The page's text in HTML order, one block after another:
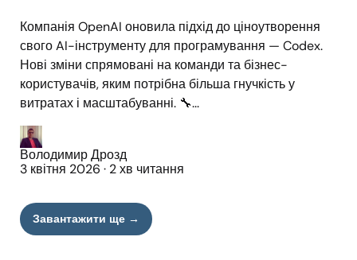
Компанія OpenAI оновила підхід до ціноутворення
свого AI-інструменту для програмування — Codex.
Нові зміни спрямовані на команди та бізнес-
користувачів, яким потрібна більша гнучкість у
витратах і масштабуванні. 🔧...
Володимир Дрозд
3 квітня 2026 · 2 хв читання
Завантажити ще →